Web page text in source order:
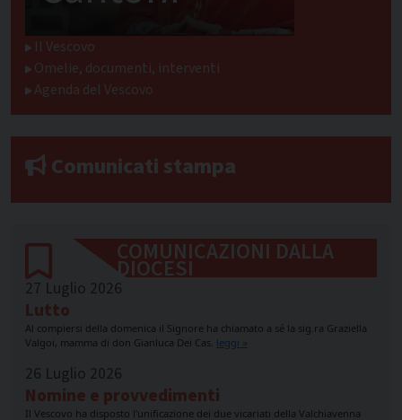
Il Vescovo
Omelie, documenti, interventi
Agenda del Vescovo
Comunicati stampa
COMUNICAZIONI DALLA
DIOCESI
27 Luglio 2026
Lutto
Al compiersi della domenica il Signore ha chiamato a sé la sig.ra Graziella
Valgoi, mamma di don Gianluca Dei Cas. leggi »
26 Luglio 2026
Nomine e provvedimenti
Il Vescovo ha disposto l’unificazione dei due vicariati della Valchiavenna